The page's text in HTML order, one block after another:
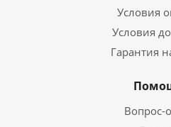
Условия
Условия
Гарантия
Вопрос-